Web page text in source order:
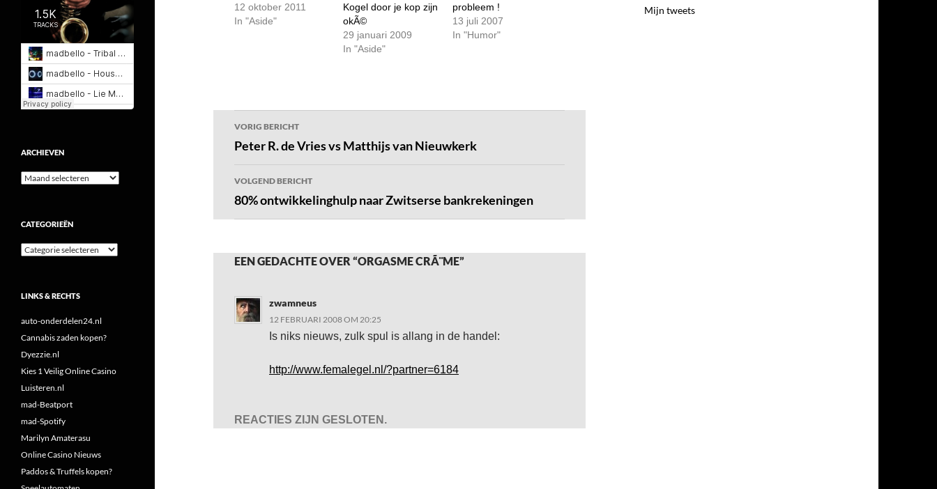
12 oktober 2011
In "Aside"
Kogel door je kop zijn
okÃ©
29 januari 2009
In "Aside"
probleem !
13 juli 2007
In "Humor"
Bericht
navigatie
VORIG BERICHT
Peter R. de Vries vs Matthijs van Nieuwkerk
VOLGEND BERICHT
80% ontwikkelinghulp naar Zwitserse bankrekeningen
EEN GEDACHTE OVER “ORGASME CRÃ¨ME”
zwamneus
12 FEBRUARI 2008 OM 20:25
Is niks nieuws, zulk spul is allang in de handel:
http://www.femalegel.nl/?partner=6184
REACTIES ZIJN GESLOTEN.
Mijn tweets
ARCHIEVEN
Archieven
CATEGORIEËN
Categorieën
LINKS & RECHTS
auto-onderdelen24.nl
Cannabis zaden kopen?
Dyezzie.nl
Kies 1 Veilig Online Casino
Luisteren.nl
mad-Beatport
mad-Spotify
Marilyn Amaterasu
Online Casino Nieuws
Paddos & Truffels kopen?